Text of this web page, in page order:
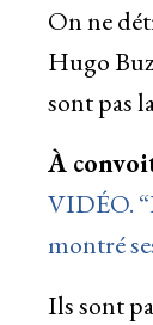
On ne
Hugo
sont pas
À
VIDÉO.
montré
Ils sont